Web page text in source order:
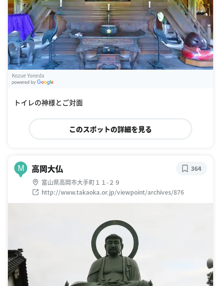
Kozue Yoneda
トイレの神様とご対面
このスポットの詳細を見る
M 高岡大仏
富山県高岡市大手町１１-２９
http://www.takaoka.or.jp/viewpoint/archives/876
364